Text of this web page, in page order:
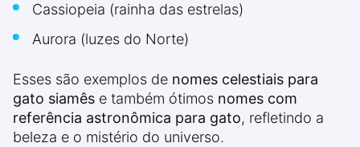
Cassiopeia (rainha das estrelas)
Aurora (luzes do Norte)
Esses são exemplos de nomes celestiais para
gato siamês e também ótimos nomes com
referência astronômica para gato, refletindo a
beleza e o mistério do universo.